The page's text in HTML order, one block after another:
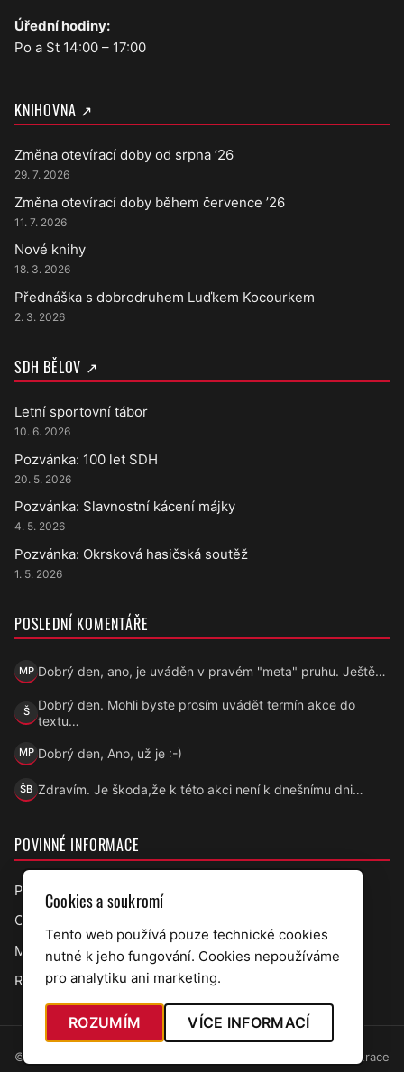
Úřední hodiny:
Po a St 14:00 – 17:00
KNIHOVNA ↗
Změna otevírací doby od srpna ’26
29. 7. 2026
Změna otevírací doby během července ’26
11. 7. 2026
Nové knihy
18. 3. 2026
Přednáška s dobrodruhem Luďkem Kocourkem
2. 3. 2026
SDH BĚLOV ↗
Letní sportovní tábor
10. 6. 2026
Pozvánka: 100 let SDH
20. 5. 2026
Pozvánka: Slavnostní kácení májky
4. 5. 2026
Pozvánka: Okrsková hasičská soutěž
1. 5. 2026
POSLEDNÍ KOMENTÁŘE
MP
Marek Přecechtěl
Dobrý den, ano, je uváděn v pravém "meta" pruhu. Ještě…
ŠŠárka
Dobrý den. Mohli byste prosím uvádět termín akce do
textu…
MPMarek Přecechtěl
Dobrý den, Ano, už je :-)
ŠBŠárka B.
Zdravím. Je škoda,že k této akci není k dnešnímu dni…
POVINNÉ INFORMACE
Prohlášení o přístupnosti
Ochrana osobních údajů
Mapa webu
RSS úřední deska
© 2026 Obec Bělov · web v7.5.97 Administrace
Cookies a soukromí
Tento web používá pouze technické cookies
nutné k jeho fungování. Cookies nepoužíváme
pro analytiku ani marketing.
ROZUMÍM VÍCE INFORMACÍ